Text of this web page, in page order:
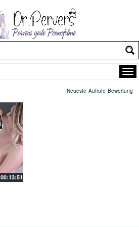
Neueste Aufrufe Bewertung
00:13:51